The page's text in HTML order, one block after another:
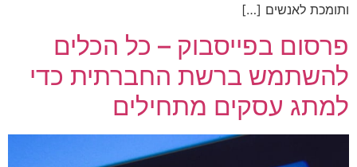
ותומכת לאנשים […]
פרסום בפייסבוק – כל הכלים
להשתמש ברשת החברתית כדי
למתג עסקים מתחילים